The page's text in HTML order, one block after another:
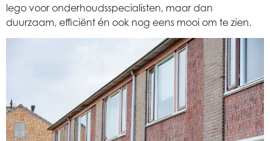
lego voor onderhoudsspecialisten, maar dan
duurzaam, efficiënt én ook nog eens mooi om te zien.